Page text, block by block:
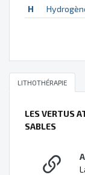
H
LITHOTHÉRAPIE
LES VERTUS
SABLES